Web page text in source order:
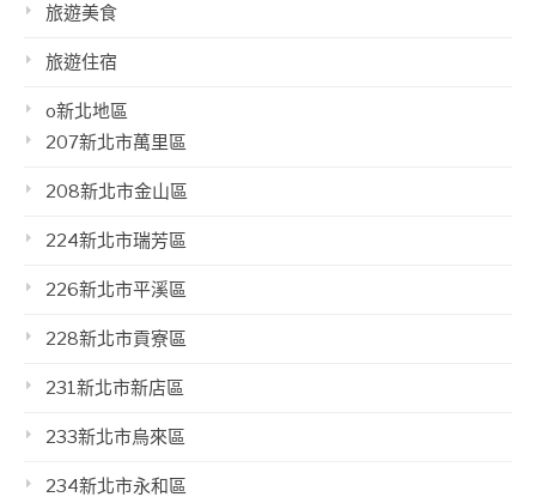
旅遊美食
旅遊住宿
o新北地區
207新北市萬里區
208新北市金山區
224新北市瑞芳區
226新北市平溪區
228新北市貢寮區
231新北市新店區
233新北市烏來區
234新北市永和區